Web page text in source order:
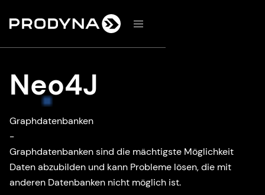
d
Neo4J
Graphdatenbanken
-
Graphdatenbanken sind die mächtigste Möglichkeit
Daten abzubilden und kann Probleme lösen, die mit
anderen Datenbanken nicht möglich ist.